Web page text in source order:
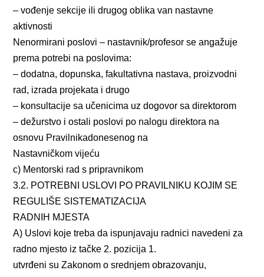
– vođenje sekcije ili drugog oblika van nastavne
aktivnosti
Nenormirani poslovi – nastavnik/profesor se angažuje
prema potrebi na poslovima:
– dodatna, dopunska, fakultativna nastava, proizvodni
rad, izrada projekata i drugo
– konsultacije sa učenicima uz dogovor sa direktorom
– dežurstvo i ostali poslovi po nalogu direktora na
osnovu Pravilnikadonesenog na
Nastavničkom vijeću
c) Mentorski rad s pripravnikom
3.2. POTREBNI USLOVI PO PRAVILNIKU KOJIM SE
REGULIŠE SISTEMATIZACIJA
RADNIH MJESTA
A) Uslovi koje treba da ispunjavaju radnici navedeni za
radno mjesto iz tačke 2. pozicija 1.
utvrđeni su Zakonom o srednjem obrazovanju,